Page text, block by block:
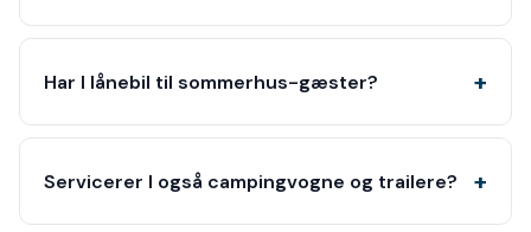
Har I lånebil til sommerhus-gæster?
Servicerer I også campingvogne og trailere?